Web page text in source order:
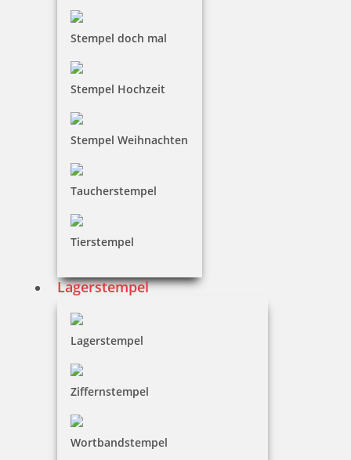
Stempel doch mal
Stempel Hochzeit
Stempel Weihnachten
Taucherstempel
Tierstempel
Lagerstempel
Lagerstempel
Ziffernstempel
Wortbandstempel
Colop Printer mit Kalender Stempel 46 x 17 mm
28,78 €
Colop Printer 40 mit Kalender Imagecard 58 x 22 mm